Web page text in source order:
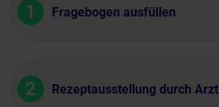
1 Fragebogen ausfüllen
2 Rezeptausstellung durch Arzt